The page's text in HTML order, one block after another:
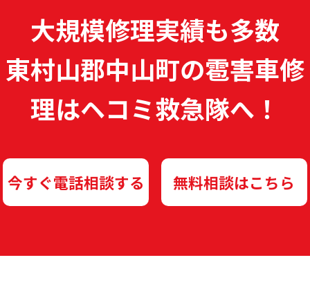
大規模修理実績も多数
東村山郡中山町の雹害車修
理はヘコミ救急隊へ！
今すぐ電話相談する 無料相談はこちら